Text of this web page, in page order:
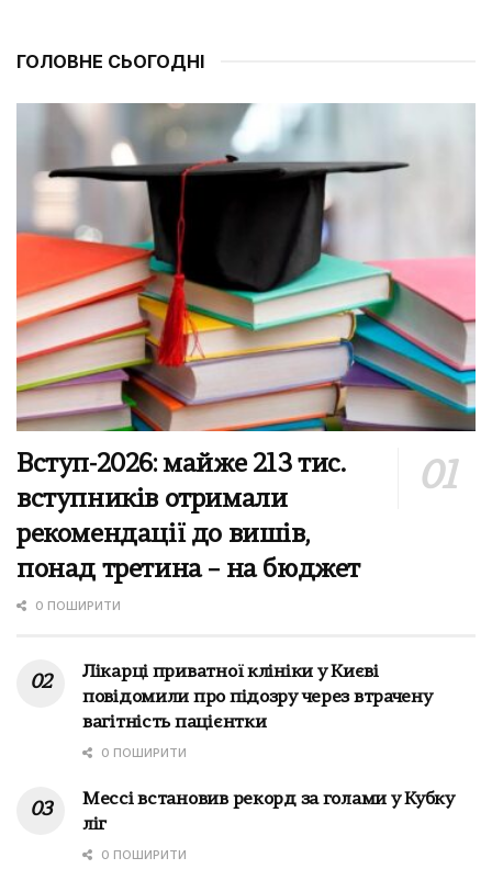
ГОЛОВНЕ СЬОГОДНІ
Вступ-2026: майже 213 тис.
вступників отримали
рекомендації до вишів,
понад третина – на бюджет
0 ПОШИРИТИ
Лікарці приватної клініки у Києві
повідомили про підозру через втрачену
вагітність пацієнтки
0 ПОШИРИТИ
Мессі встановив рекорд за голами у Кубку
ліг
0 ПОШИРИТИ